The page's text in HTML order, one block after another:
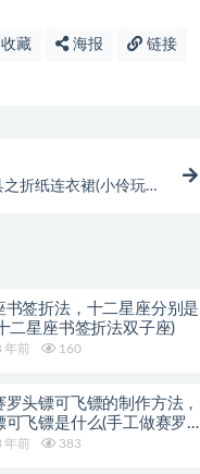
收藏 海报 链接
折纸连衣裙(小伶玩具
书签折法，十二星座分别是
二星座书签折法双子座)
年前 160
罗头镖可飞镖的制作方法，
可飞镖是什么(手工做赛罗
)
年前 383